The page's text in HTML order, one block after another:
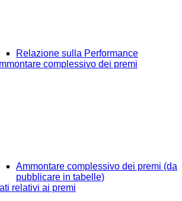
Relazione sulla Performance
complessivo dei premi
Ammontare complessivo dei premi (da
pubblicare in tabelle)
relativi ai premi